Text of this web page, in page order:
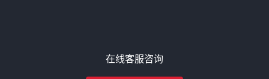
在线客服咨询